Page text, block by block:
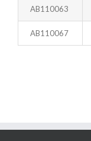
AB110063
AB110067